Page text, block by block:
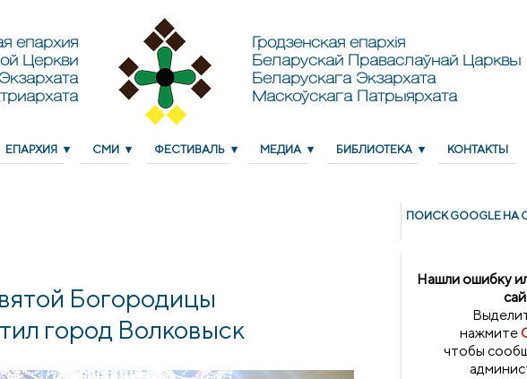
епархия
Церкви
Гродзенская епархія
Беларускай Праваслаўнай Царквы
Беларускага Экзархата
Маскоўскага Патрыярхата
ЕПАРХИЯ СМИ ФЕСТИВАЛЬ МЕДИА БИБЛИОТЕКА КОНТАКТЫ
Богородицы
город Волковыск
ПОИСК GOОGLE НА
Нашли ошибку
нажмите
чтобы